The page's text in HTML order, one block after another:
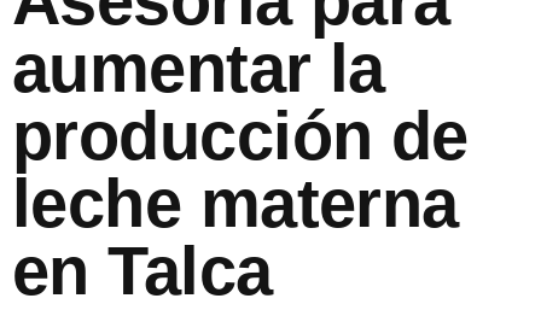
aumentar la
producción de
leche materna
en Talca